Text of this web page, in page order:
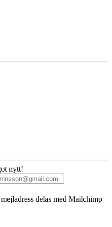
nytt!
delas med Mailchimp